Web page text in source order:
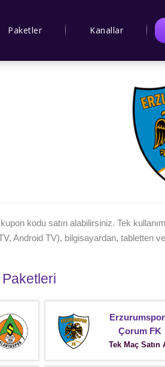
Paketler Kanallar
kodu satın alabilirsiniz. Tek
Android TV), bilgisayardan, tabletten
Çorum FK
Tek Maç Satın